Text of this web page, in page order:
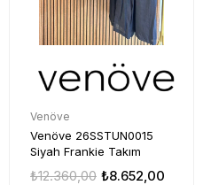
Venöve
Venöve 26SSTUN0015
Siyah Frankie Takım
₺8.652,00
₺12.360,00